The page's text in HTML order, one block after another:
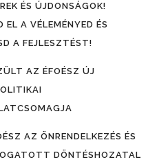
ÉS ÚJDONSÁGOK!
EL A VÉLEMÉNYED ÉS
A FEJLESZTÉST!
AZ ÉFOÉSZ ÚJ
AZ ÖNRENDELKEZÉS ÉS
DÖNTÉSHOZATAL